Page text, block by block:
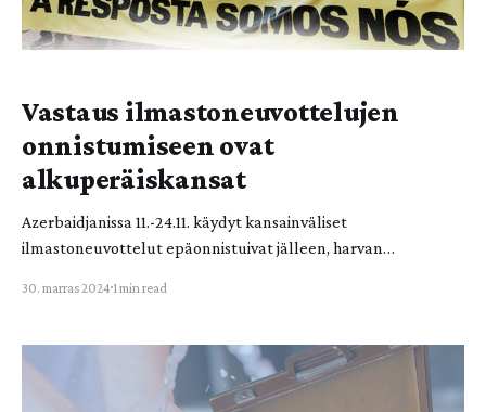
Vastaus ilmastoneuvottelujen
onnistumiseen ovat
alkuperäiskansat
Azerbaidjanissa 11.-24.11. käydyt kansainväliset
ilmastoneuvottelut epäonnistuivat jälleen, harvan
vuodessa ei riitä, kun vähintään 1 biljoona velkavapaata
ilmastorahoitusta tarvittaisiin vuosittain. Näin globaalin
pohjoisen rikkaat valtiot, joihin Suomikin lukeutuu, eivät
30. marras 2024 1 min read